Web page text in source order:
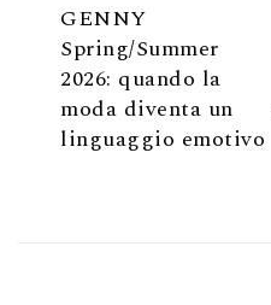
GENNY
Spring/Summer
2026: quando la
moda diventa un
linguaggio emotivo